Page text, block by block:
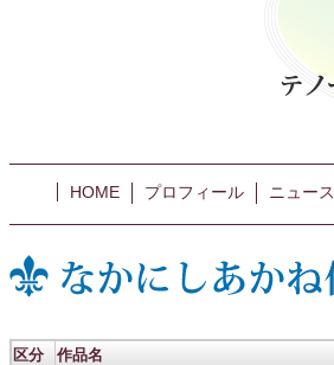
HOME プロフィール ニュース
区分 作品名